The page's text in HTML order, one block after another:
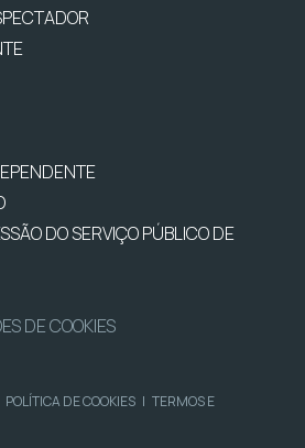
DO SERVIÇO PÚBLICO DE
DE COOKIES
POLÍTICA DE COOKIES | TERMOS E